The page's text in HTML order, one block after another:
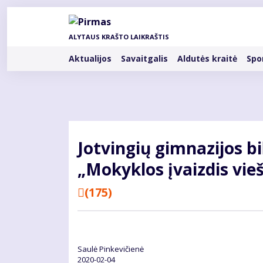
Pereiti
ALYTAUS KRAŠTO LAIKRAŠTIS
Rubrikos
Aktualijos Savaitgalis Aldutės kraitė
Jot­vin­gių gim­na­zi­jos
„Mo­kyk­los įvaiz­dis
(175)
Saulė Pinkevičienė
2020-02-04